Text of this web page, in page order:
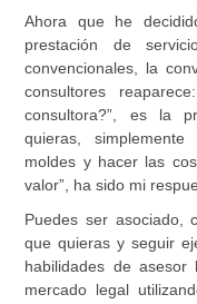
Ahora que he
prestación de
convencionales, la
consultores
consultora?”, es la
quieras,
moldes y hacer las
valor”, ha sido mi
Puedes ser asociado,
que quieras y seguir
habilidades de asesor
mercado legal